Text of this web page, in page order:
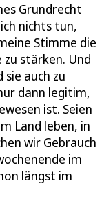
Grundrecht
nichts tun,
Stimme die
stärken. Und
sie auch zu
dann legitim,
ist. Seien
Land leben, in
wir Gebrauch
im
längst im